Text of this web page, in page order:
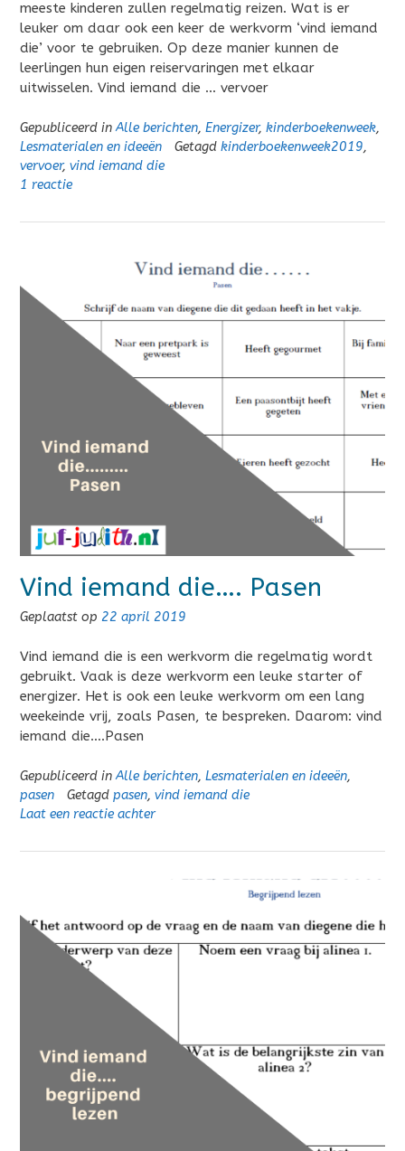
meeste kinderen zullen regelmatig reizen. Wat is er
leuker om daar ook een keer de werkvorm ‘vind iemand
die’ voor te gebruiken. Op deze manier kunnen de
leerlingen hun eigen reiservaringen met elkaar
uitwisselen. Vind iemand die … vervoer
Gepubliceerd inAlle berichten, Energizer, kinderboekenweek,
Lesmaterialen en ideeën
Getagd kinderboekenweek2019,
vervoer, vind iemand die
1 reactie
Vind iemand die…. Pasen
Geplaatst op 22 april 2019
Vind iemand die is een werkvorm die regelmatig wordt
gebruikt. Vaak is deze werkvorm een leuke starter of
energizer. Het is ook een leuke werkvorm om een lang
weekeinde vrij, zoals Pasen, te bespreken. Daarom: vind
iemand die….Pasen
Gepubliceerd inAlle berichten, Lesmaterialen en ideeën,
pasen
Getagd pasen, vind iemand die
Laat een reactie achter